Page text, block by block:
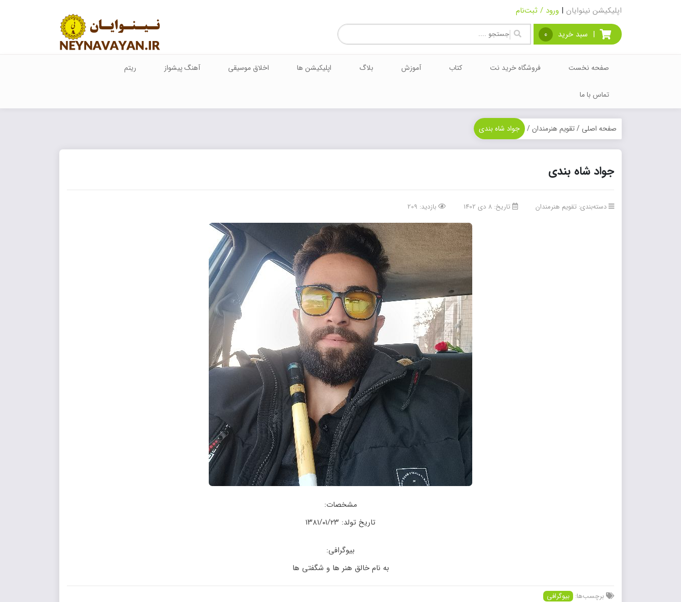
اپلیکیشن نینوایان | ورود / ثبت‌نام
| سبد خرید 0
صفحه نخست فروشگاه خرید نت کتاب آموزش بلاگ اپلیکیشن ها اخلاق موسیقی آهنگ پیشواز ریتم
تماس با ما
صفحه اصلی /تقویم هنرمندان/ جواد شاه بندی
جواد شاه بندی
دسته‌بندی: تقویم هنرمندان تاریخ: 8 دی 1402 بازدید: 209
مشخصات:
تاریخ تولد: ۱۳۸۱/۰۱/۲۳
بیوگرافی:
به نام خالق هنر ها و شگفتی ها
برچسب‌ها: بیوگرافی